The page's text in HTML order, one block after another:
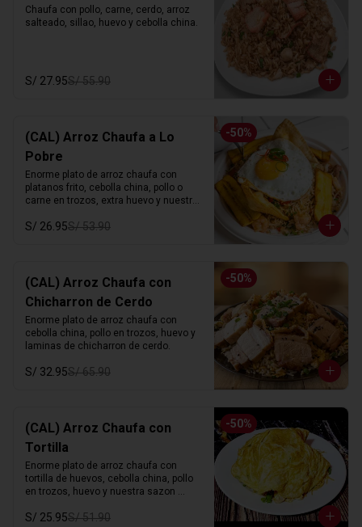
Chaufa con pollo, carne, cerdo, arroz
salteado, sillao, huevo y cebolla china.
S/ 27.95S/ 55.90
-50%
(CAL) Arroz Chaufa a Lo
Pobre
Enorme plato de arroz chaufa con
platanos frito, cebolla china, pollo o
carne en trozos, extra huevo y nuestra
S/ 26.95S/ 53.90
-50%
(CAL) Arroz Chaufa con
Chicharron de Cerdo
Enorme plato de arroz chaufa con
cebolla china, pollo en trozos, huevo y
laminas de chicharron de cerdo.
S/ 32.95S/ 65.90
-50%
(CAL) Arroz Chaufa con
Tortilla
Enorme plato de arroz chaufa con
tortilla de huevos, cebolla china, pollo
en trozos, huevo y nuestra sazon
S/ 25.95S/ 51.90